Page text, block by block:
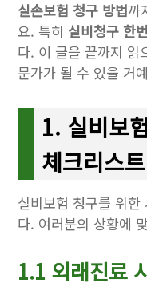
실손보험 청구 방법까
요. 특히 실비청구 한
다. 이 글을 끝까지 읽
문가가 될 수 있을 거
1. 실비보
체크리스트
실비보험 청구를 위
다. 여러분의 상황에
1.1 외래진료